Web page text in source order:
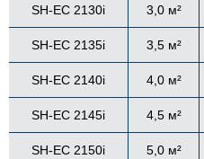
SH-EC 2130i 3,0 м²
SH-EC 2135i 3,5 м²
SH-EC 2140i 4,0 м²
SH-EC 2145i 4,5 м²
SH-EC 2150i 5,0 м²